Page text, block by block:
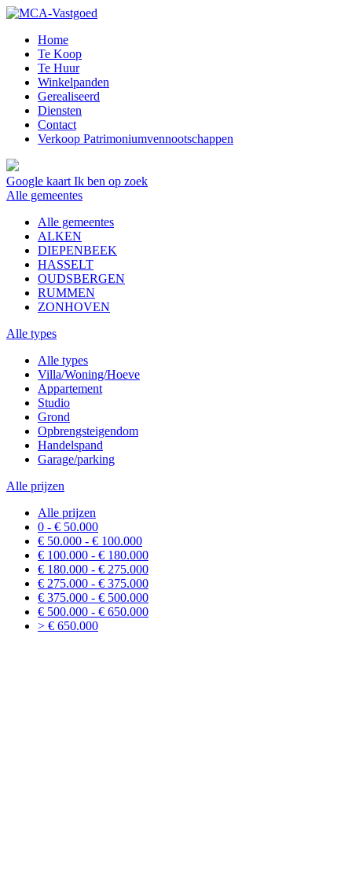
Home
Te Koop
Te Huur
Winkelpanden
Gerealiseerd
Diensten
Contact
Verkoop Patrimoniumvennootschappen
Google kaart Ik ben op zoek
Alle gemeentes
Alle gemeentes
ALKEN
DIEPENBEEK
HASSELT
OUDSBERGEN
RUMMEN
ZONHOVEN
Alle types
Alle types
Villa/Woning/Hoeve
Appartement
Studio
Grond
Opbrengsteigendom
Handelspand
Garage/parking
Alle prijzen
Alle prijzen
0 - € 50.000
€ 50.000 - € 100.000
€ 100.000 - € 180.000
€ 180.000 - € 275.000
€ 275.000 - € 375.000
€ 375.000 - € 500.000
€ 500.000 - € 650.000
> € 650.000